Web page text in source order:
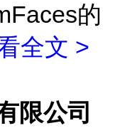
的
全文 >
限公司